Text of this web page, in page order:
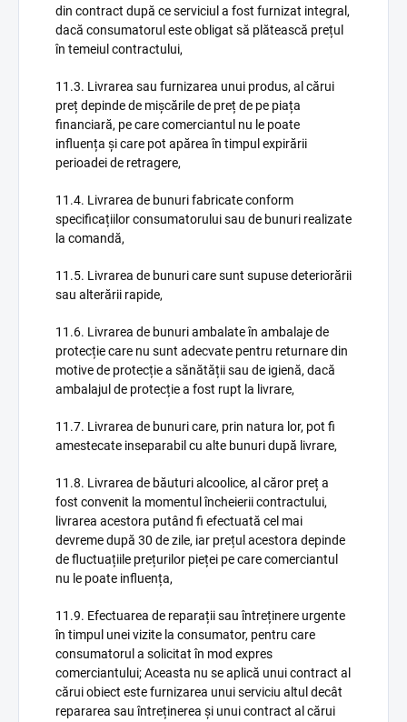
din contract după ce serviciul a fost furnizat integral,
dacă consumatorul este obligat să plătească prețul
în temeiul contractului,
11.3. Livrarea sau furnizarea unui produs, al cărui
preț depinde de mișcările de preț de pe piața
financiară, pe care comerciantul nu le poate
influența și care pot apărea în timpul expirării
perioadei de retragere,
11.4. Livrarea de bunuri fabricate conform
specificațiilor consumatorului sau de bunuri realizate
la comandă,
11.5. Livrarea de bunuri care sunt supuse deteriorării
sau alterării rapide,
11.6. Livrarea de bunuri ambalate în ambalaje de
protecție care nu sunt adecvate pentru returnare din
motive de protecție a sănătății sau de igienă, dacă
ambalajul de protecție a fost rupt la livrare,
11.7. Livrarea de bunuri care, prin natura lor, pot fi
amestecate inseparabil cu alte bunuri după livrare,
11.8. Livrarea de băuturi alcoolice, al căror preț a
fost convenit la momentul încheierii contractului,
livrarea acestora putând fi efectuată cel mai
devreme după 30 de zile, iar prețul acestora depinde
de fluctuațiile prețurilor pieței pe care comerciantul
nu le poate influența,
11.9. Efectuarea de reparații sau întreținere urgente
în timpul unei vizite la consumator, pentru care
consumatorul a solicitat în mod expres
comerciantului; Aceasta nu se aplică unui contract al
cărui obiect este furnizarea unui serviciu altul decât
repararea sau întreținerea și unui contract al cărui